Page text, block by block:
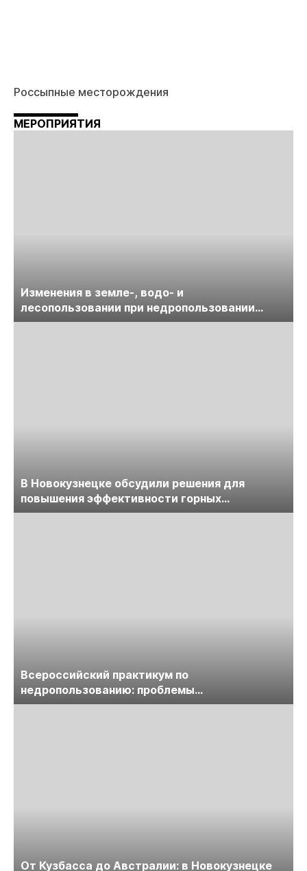
Россыпные месторождения
МЕРОПРИЯТИЯ
Изменения в земле-, водо- и
лесопользовании при недропользовании
обсудят на семинаре «ПравоТЭК»
В Новокузнецке обсудили решения для
повышения эффективности горных
предприятий
Всероссийский практикум по
недропользованию: проблемы
лицензирования, цифровизации, экспертизы
От Кузбасса до Австралии: в Новокузнецке